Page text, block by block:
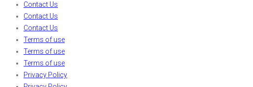
Contact Us
Contact Us
Contact Us
Terms of use
Terms of use
Terms of use
Privacy Policy